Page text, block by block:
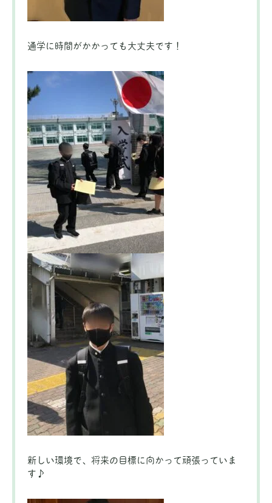
通学に時間がかかっても大丈夫です！
新しい環境で、将来の目標に向かって頑張っていま
す♪